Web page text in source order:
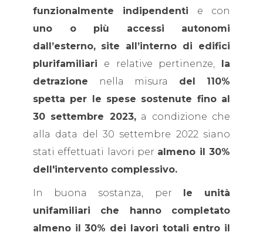
funzionalmente indipendenti e con
uno o più accessi autonomi
dall’esterno, site all’interno di edifici
plurifamiliari e relative pertinenze,
la
detrazione nella misura del 110%
spetta per le spese sostenute fino al
30 settembre 2023,a condizione che
alla data del 30 settembre 2022 siano
stati effettuati lavori per almeno il 30%
dell'intervento complessivo.
In buona sostanza, per
le unità
unifamiliari che hanno completato
almeno il 30% dei lavori totali entro il